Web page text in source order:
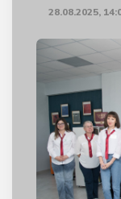
28.08.2025,